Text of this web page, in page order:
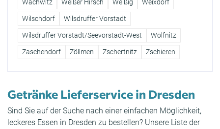
Wachwitz Weißer Hirsch Weißig Weixdorf
Wilschdorf Wilsdruffer Vorstadt
Wilsdruffer Vorstadt/Seevorstadt-West Wölfnitz
Zaschendorf Zöllmen Zschertnitz Zschieren
Getränke Lieferservice in Dresden
Sind Sie auf der Suche nach einer einfachen Möglichkeit,
leckeres Essen in Dresden zu bestellen? Unsere Liste der